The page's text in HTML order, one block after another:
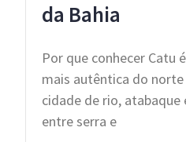
da Bahia
Por que conhecer Catu
mais autêntica do norte
cidade de rio, atabaque
entre serra e